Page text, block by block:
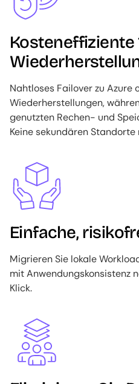
Kosteneffiziente
Nahtloses Failover zu
Wiederherstellungen,
genutzten Rechen- und
Keine sekundären Standorte
Image
Einfache,
Migrieren Sie lokale
mit Anwendungskonsistenz
Klick.
Image